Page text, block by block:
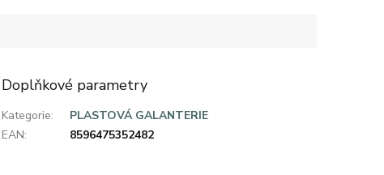
Doplňkové parametry
Kategorie:
PLASTOVÁ GALANTERIE
EAN: 8596475352482